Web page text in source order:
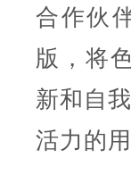
合作伙
版，将
新和自
活力的